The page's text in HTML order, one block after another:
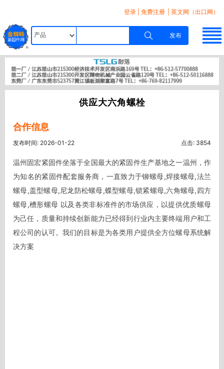
登录 免费注册 | 英文网（出口网）
发布
供应大六角螺栓
合作信息
发布时间: 2026-01-22 点击: 3854
温州固宏紧固件坐落于全国最大的紧固件生产基地之一温州，作
为知名的紧固件配套服务商，一直致力于铆螺母,焊接螺母,法兰
螺母,盖型螺母,尼龙防松螺母,蝶型螺母,锁紧螺母,六角螺母,四方
螺母,槽形螺母 以及各类非标准件的市场供应，以提供优质螺母
为己任，质量和持续创新能力已经得到行业内主要终端用户和工
程公司的认可。我们的目标是为各类用户提供全方位螺母系统解
决方案